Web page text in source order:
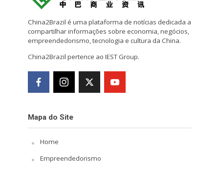
China2Brazil é uma plataforma de notícias dedicada a
compartilhar informações sobre economia, negócios,
empreendedorismo, tecnologia e cultura da China.
China2Brazil pertence ao IEST Group.
Mapa do Site
Home
Empreendedorismo